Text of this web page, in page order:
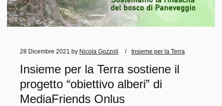
28 Dicembre 2021 by Nicola Gozzoli Insieme per la Terra
Insieme per la Terra sostiene il
progetto “obiettivo alberi” di
MediaFriends Onlus